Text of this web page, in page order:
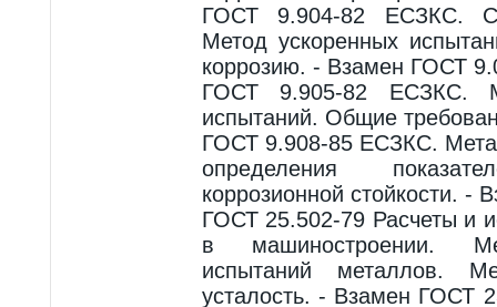
ГОСТ 9.904-82 ЕСЗКС.
Метод ускоренных
коррозию. - Взамен ГОСТ
ГОСТ 9.905-82 ЕСЗКС.
испытаний. Общие
ГОСТ 9.908-85 ЕСЗКС.
определения
коррозионной стойкости. -
ГОСТ 25.502-79 Расчеты и
в машиностроении.
испытаний металлов.
усталость. - Взамен ГОСТ